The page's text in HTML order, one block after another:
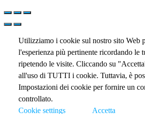
Utilizziamo i cookie sul nostro sito Web
l'esperienza più pertinente ricordando le
ripetendo le visite. Cliccando su
all'uso di TUTTI i cookie. Tuttavia, è
Impostazioni dei cookie per fornire un
controllato.
Cookie settings
Accetta